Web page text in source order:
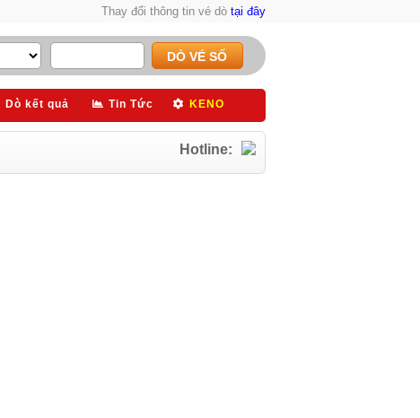
Thay đổi thông tin vé dò tại đây
Dò kết quả Tin Tức KENO
Hotline: